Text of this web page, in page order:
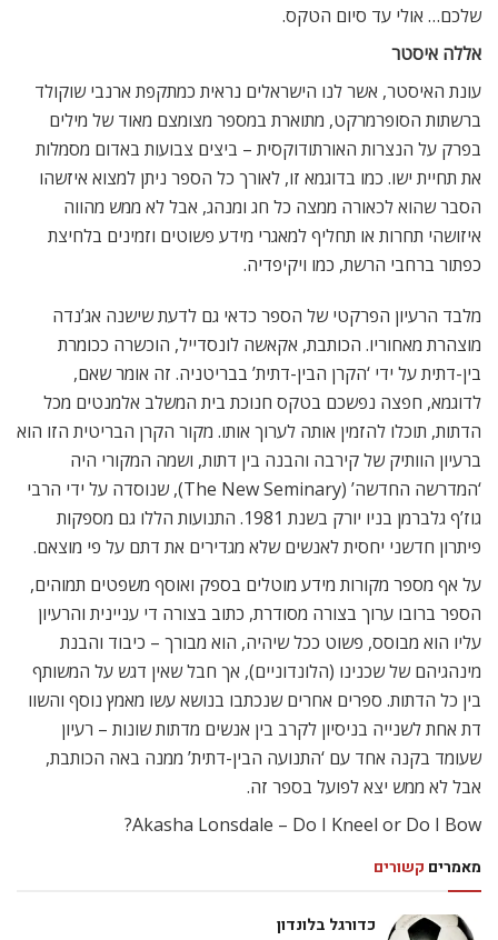
שלכם… אולי עד סיום הטקס.
אללה איסטר
עונת האיסטר, אשר לנו הישראלים נראית כמתקפת ארנבי שוקולד
ברשתות הסופרמרקט, מתוארת במספר מצומצם מאוד של מילים
בפרק על הנצרות האורתודוקסית – ביצים צבועות באדום מסמלות
את תחיית ישו. כמו בדוגמא זו, לאורך כל הספר ניתן למצוא איזשהו
הסבר שהוא לכאורה ממצה כל חג ומנהג, אבל לא ממש מהווה
איזושהי תחרות או תחליף למאגרי מידע פשוטים וזמינים בלחיצת
כפתור ברחבי הרשת, כמו ויקיפדיה.
מלבד הרעיון הפרקטי של הספר כדאי גם לדעת שישנה אג’נדה
מוצהרת מאחוריו. הכותבת, אקאשה לונסדייל, הוכשרה ככומרת
בין-דתית על ידי ‘הקרן הבין-דתית’ בבריטניה. זה אומר שאם,
לדוגמא, חפצה נפשכם בטקס חנוכת בית המשלב אלמנטים מכל
הדתות, תוכלו להזמין אותה לערוך אותו. מקור הקרן הבריטית הזו הוא
ברעיון הוותיק של קירבה והבנה בין דתות, ושמה המקורי היה
‘המדרשה החדשה’ (The New Seminary), שנוסדה על ידי הרבי
גוז’ף גלברמן בניו יורק בשנת 1981. התנועות הללו גם מספקות
פיתרון חדשני יחסית לאנשים שלא מגדירים את דתם על פי מוצאם.
על אף מספר מקורות מידע מוטלים בספק ואוסף משפטים תמוהים,
הספר ברובו ערוך בצורה מסודרת, כתוב בצורה די עניינית והרעיון
עליו הוא מבוסס, פשוט ככל שיהיה, הוא מבורך – כיבוד והבנת
מינהגיהם של שכנינו (הלונדוניים), אך חבל שאין דגש על המשותף
בין כל הדתות. ספרים אחרים שנכתבו בנושא עשו מאמץ נוסף והשוו
דת אחת לשנייה בניסיון לקרב בין אנשים מדתות שונות – רעיון
שעומד בקנה אחד עם ‘התנועה הבין-דתית’ ממנה באה הכותבת,
אבל לא ממש יצא לפועל בספר זה.
Akasha Lonsdale – Do I Kneel or Do I Bow?
מאמרים קשורים
כדורגל בלונדון